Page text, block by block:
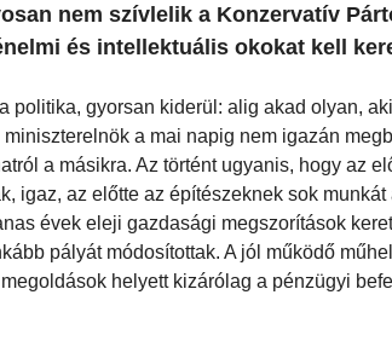
nem szívlelik a Konzervatív
és intellektuális okokat kell
gyorsan kiderül: alig akad olyan,
a mai napig nem igazán
a másikra. Az történt ugyanis, hogy az
igaz, az előtte az építészeknek sok
évek eleji gazdasági megszorítások
pályát módosítottak. A jól működő
helyett kizárólag a pénzügyi